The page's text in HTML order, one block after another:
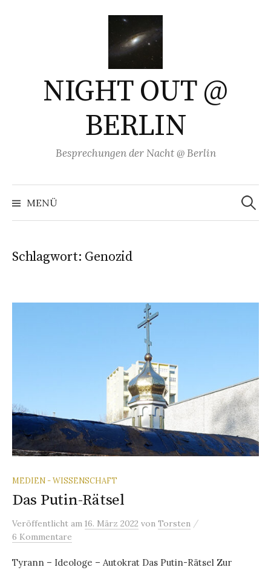
NIGHT OUT @
BERLIN
Besprechungen der Nacht @ Berlin
MENÜ
Suchen
nach:
Schlagwort: Genozid
MEDIEN - WISSENSCHAFT
Das Putin-Rätsel
Veröffentlicht am 16. März 2022 von Torsten /
6 Kommentare
Tyrann – Ideologe – Autokrat Das Putin-Rätsel Zur